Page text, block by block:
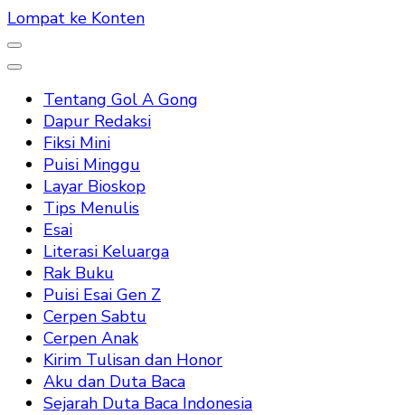
Lompat ke Konten
Tentang Gol A Gong
Dapur Redaksi
Fiksi Mini
Puisi Minggu
Layar Bioskop
Tips Menulis
Esai
Literasi Keluarga
Rak Buku
Puisi Esai Gen Z
Cerpen Sabtu
Cerpen Anak
Kirim Tulisan dan Honor
Aku dan Duta Baca
Sejarah Duta Baca Indonesia